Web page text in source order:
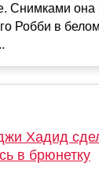
Снимками она
Робби в
Хадид
в брюнетку